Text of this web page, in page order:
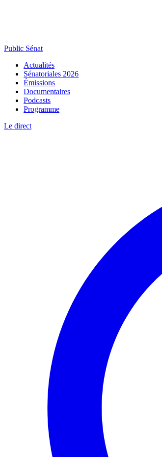
Public Sénat
Actualités
Sénatoriales 2026
Émissions
Documentaires
Podcasts
Programme
Le direct